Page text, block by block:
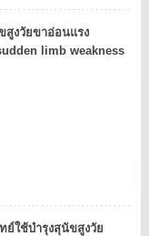
สูงวัยขาอ่อนแรง
limb weakness
ย์ใช้บำรุงสุนัขสูงวัย